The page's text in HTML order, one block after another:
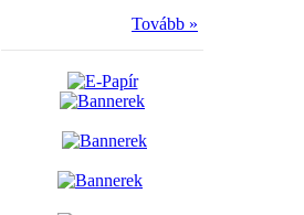
Tovább »